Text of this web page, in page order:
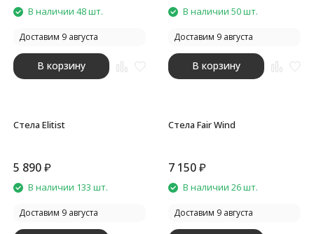
В наличии 48 шт.
Доставим 9 августа
В корзину
В наличии 50 шт.
Доставим 9 августа
В корзину
Стела Elitist
5 890₽
В наличии 133 шт.
Доставим 9 августа
Стела Fair Wind
7 150₽
В наличии 26 шт.
Доставим 9 августа